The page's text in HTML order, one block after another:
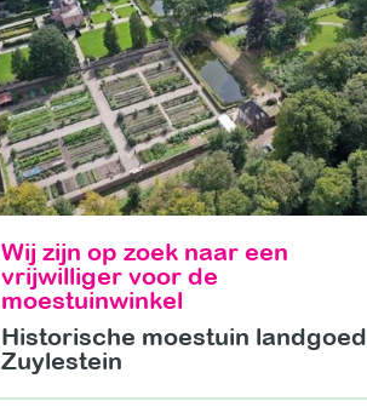
Wij zijn op zoek naar een
vrijwilliger voor de
moestuinwinkel
Historische moestuin landgoed
Zuylestein